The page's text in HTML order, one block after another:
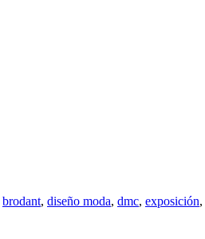
brodant, diseño moda, dmc, exposición,